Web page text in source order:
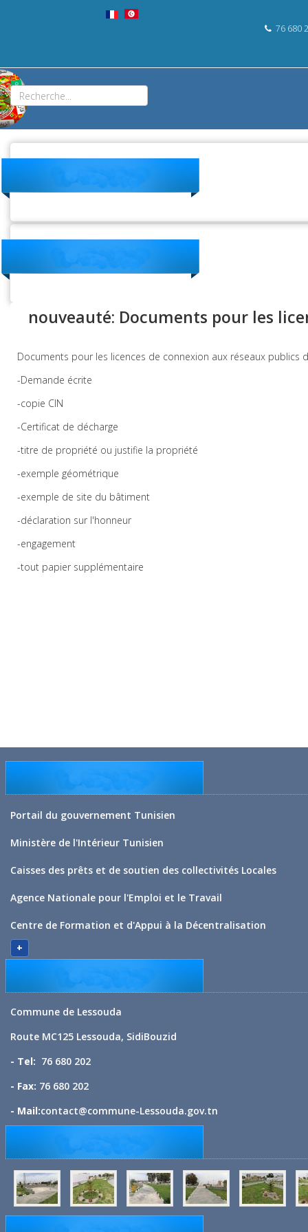
76 680
nouveauté: Documents pour les
Documents pour les licences de connexion aux réseaux publics
-Demande écrite
-copie CIN
-Certificat de décharge
-titre de propriété ou justifie la propriété
-exemple géométrique
-exemple de site du bâtiment
-déclaration sur l'honneur
-engagement
-tout papier supplémentaire
Portail du gouvernement Tunisien
Ministère de l'Intérieur Tunisien
Caisses des prêts et de soutien des collectivités Locales
Agence Nationale pour l'Emploi et le Travail
Centre de Formation et d'Appui à la Décentralisation
+
Commune de Lessouda
Route MC125 Lessouda, SidiBouzid
- Tel: 76 680 202
- Fax: 76 680 202
- Mail:contact@commune-Lessouda.gov.tn